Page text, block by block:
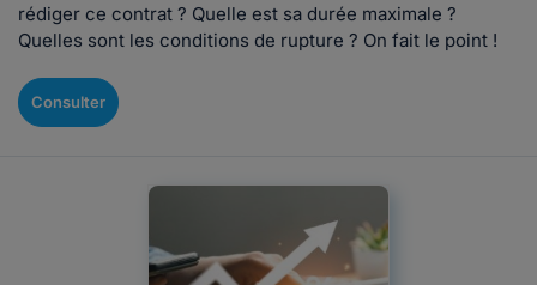
rédiger ce contrat ? Quelle est sa durée maximale ?
Quelles sont les conditions de rupture ? On fait le point !
Consulter